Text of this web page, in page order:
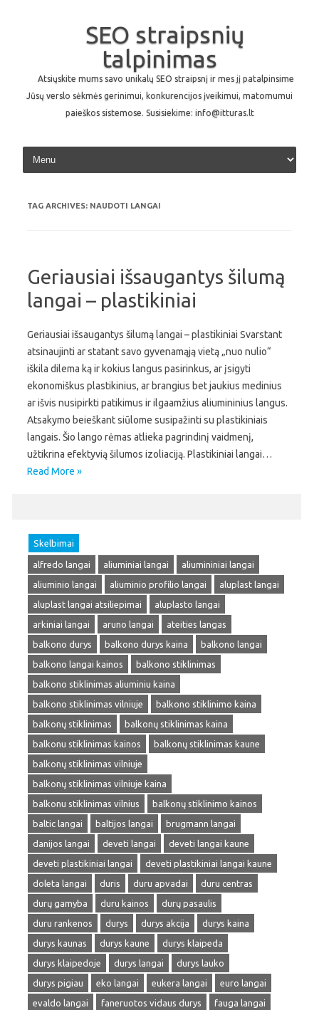
SEO straipsnių
talpinimas
Atsiųskite mums savo unikalų SEO straipsnį ir mes jį patalpinsime
Jūsų verslo sėkmės gerinimui, konkurencijos įveikimui, matomumui
paieškos sistemose. Susisiekime: info@itturas.lt
Skip to content
TAG ARCHIVES: NAUDOTI LANGAI
Geriausiai išsaugantys šilumą
langai – plastikiniai
Geriausiai išsaugantys šilumą langai – plastikiniai Svarstant
atsinaujinti ar statant savo gyvenamąją vietą „nuo nulio“
iškila dilema ką ir kokius langus pasirinkus, ar įsigyti
ekonomiškus plastikinius, ar brangius bet jaukius medinius
ar išvis nusipirkti patikimus ir ilgaamžius aliumininius langus.
Atsakymo beieškant siūlome susipažinti su plastikiniais
langais. Šio lango rėmas atlieka pagrindinį vaidmenį,
užtikrina efektyvią šilumos izoliaciją. Plastikiniai langai…
Read More »
Skelbimai
alfredo langai aliuminiai langai
aliumininiai langai
aliuminio langai
aliuminio profilio langai
aluplast langai
aluplast langai atsiliepimai
aluplasto langai
arkiniai langai
aruno langai
ateities langas
balkono durys
balkono durys kaina
balkono langai
balkono langai kainos
balkono stiklinimas
balkono stiklinimas aliuminiu kaina
balkono stiklinimas vilniuje
balkono stiklinimo kaina
balkonų stiklinimas
balkonų stiklinimas kaina
balkonu stiklinimas kainos
balkonų stiklinimas kaune
balkonų stiklinimas vilniuje
balkonų stiklinimas vilniuje kaina
balkonu stiklinimas vilnius
balkonų stiklinimo kainos
baltic langai
baltijos langai
brugmann langai
danijos langai
deveti langai
deveti langai kaune
deveti plastikiniai langai
deveti plastikiniai langai kaune
doleta langai
duris duru apvadai
duru centras
durų gamyba
duru kainos
durų pasaulis
duru rankenos
durys durys akcija
durys kaina
durys kaunas
durys kaune
durys klaipeda
durys klaipedoje
durys langai
durys lauko
durys pigiau
eko langai eukera langai
euro langai
evaldo langai
faneruotos vidaus durys
fauga langai